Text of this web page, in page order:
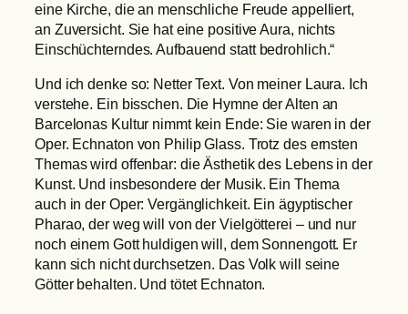
eine Kirche, die an menschliche Freude appelliert,
an Zuversicht. Sie hat eine positive Aura, nichts
Einschüchterndes. Aufbauend statt bedrohlich.“
Und ich denke so: Netter Text. Von meiner Laura. Ich
verstehe. Ein bisschen. Die Hymne der Alten an
Barcelonas Kultur nimmt kein Ende: Sie waren in der
Oper. Echnaton von Philip Glass. Trotz des ernsten
Themas wird offenbar: die Ästhetik des Lebens in der
Kunst. Und insbesondere der Musik. Ein Thema
auch in der Oper: Vergänglichkeit. Ein ägyptischer
Pharao, der weg will von der Vielgötterei – und nur
noch einem Gott huldigen will, dem Sonnengott. Er
kann sich nicht durchsetzen. Das Volk will seine
Götter behalten. Und tötet Echnaton.